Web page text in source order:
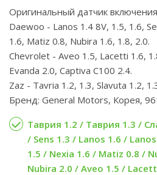
Оригинальный датчик
Daewoo - Lanos 1.4 8V, 1.5, 1.6,
1.6, Matiz 0.8, Nubira 1.6, 1.8, 2.0.
Chevrolet - Aveo 1.5, Lacetti 1.6,
Evanda 2.0, Captiva C100 2.4.
Zaz - Tavria 1.2, 1.3, Slavuta 1.2,
Бренд: General Motors, Корея,
Таврия 1.2 / Таврия 1.3 /
/ Sens 1.3 / Lanos 1.6 /
1.5 / Nexia 1.6 / Matiz 0.8 /
Nubira 2.0 / Aveo 1.5 /